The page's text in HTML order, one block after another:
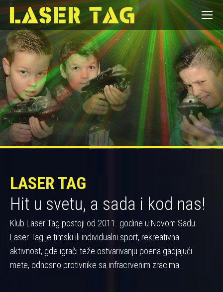
LASER TAG
Hit u svetu, a sada i kod nas!
Klub Laser Tag postoji od 2011. godine u Novom Sadu.
Laser Tag je timski ili individualni sport, rekreativna
aktivnost, gde igrači teže ostvarivanju poena gadjajući
mete, odnosno protivnike sa infracrvenim zracima.